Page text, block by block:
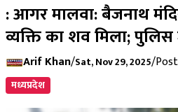
: आगर मालवा: बैजनाथ
व्यक्ति का शव मिला;
Arif Khan/Sat, Nov 29, 2025/
मध्यप्रदेश